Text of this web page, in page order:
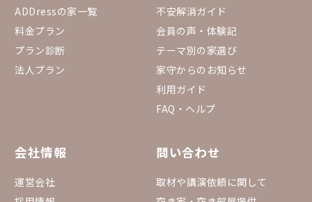
ADDressの家一覧
料金プラン
プラン診断
法人プラン
不安解消ガイド
会員の声・体験記
テーマ別の家選び
家守からのお知らせ
利用ガイド
FAQ・ヘルプ
会社情報
運営会社
問い合わせ
取材や講演依頼に関して